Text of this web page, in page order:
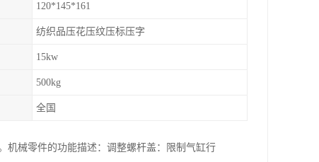
120*145*161
纺织品压花压纹压标压字
15kw
500kg
全国
机械零件的功能描述：调整螺杆盖：限制气缸行